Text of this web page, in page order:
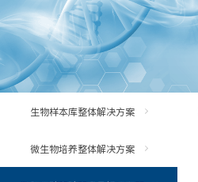
生物样本库整体解决方案
微生物培养整体解决方案